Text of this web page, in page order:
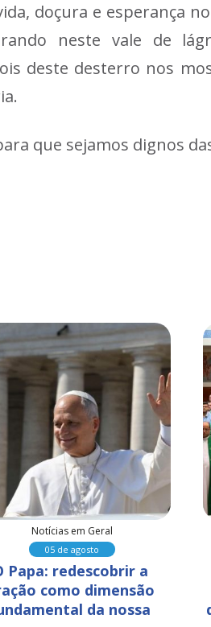
doçura e esperança
neste vale de
deste desterro nos
que sejamos dignos
Notícias em Geral
05 de agosto
Papa: redescobrir a
como dimensão
da nossa